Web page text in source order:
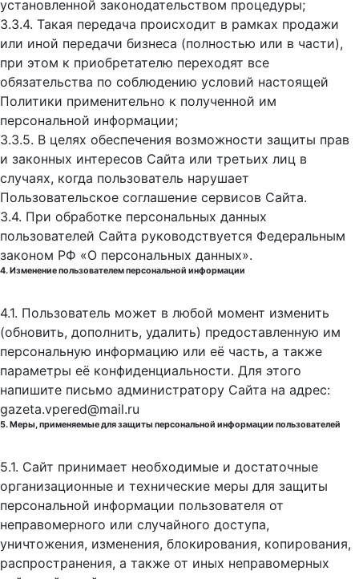
установленной законодательством процедуры;
3.3.4. Такая передача происходит в рамках продажи
или иной передачи бизнеса (полностью или в части),
при этом к приобретателю переходят все
обязательства по соблюдению условий настоящей
Политики применительно к полученной им
персональной информации;
3.3.5. В целях обеспечения возможности защиты прав
и законных интересов Сайта или третьих лиц в
случаях, когда пользователь нарушает
Пользовательское соглашение сервисов Сайта.
3.4. При обработке персональных данных
пользователей Сайта руководствуется Федеральным
законом РФ «О персональных данных».
4. Изменение пользователем персональной информации
4.1. Пользователь может в любой момент изменить
(обновить, дополнить, удалить) предоставленную им
персональную информацию или её часть, а также
параметры её конфиденциальности. Для этого
напишите письмо администратору Сайта на адрес:
gazeta.vpered@mail.ru
5. Меры, применяемые для защиты персональной информации пользователей
5.1. Сайт принимает необходимые и достаточные
организационные и технические меры для защиты
персональной информации пользователя от
неправомерного или случайного доступа,
уничтожения, изменения, блокирования, копирования,
распространения, а также от иных неправомерных